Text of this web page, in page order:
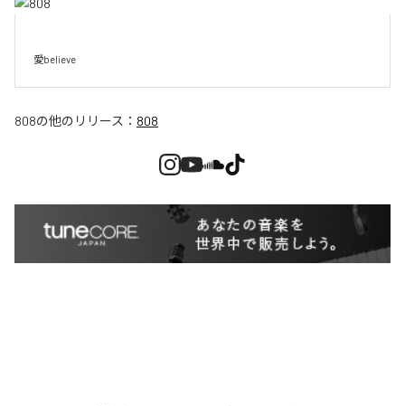
愛believe
808の他のリリース： 808